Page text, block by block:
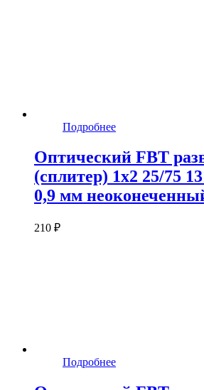
Подробнее
Оптический FBT
(сплитер) 1x2 25/75
0,9 мм
210 ₽
Подробнее